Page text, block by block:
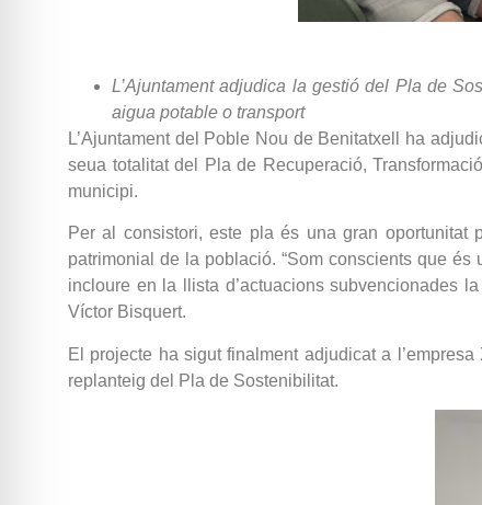
L’Ajuntament adjudica la gestió del Pla de
aigua potable o transport
L’Ajuntament del Poble Nou de Benitatxell ha
seua totalitat del Pla de Recuperació,
municipi.
Per al consistori, este pla és una gran
patrimonial de la població. “Som conscients que
incloure en la llista d’actuacions subvencionades
Víctor Bisquert.
El projecte ha sigut finalment adjudicat a
replanteig del Pla de Sostenibilitat.